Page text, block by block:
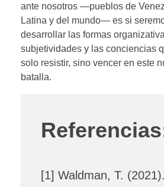
ante nosotros —pueblos de
Latina y del mundo— es si
desarrollar las formas
subjetividades y las conciencias
solo resistir, sino vencer en este
batalla.
[1] Waldman, T.